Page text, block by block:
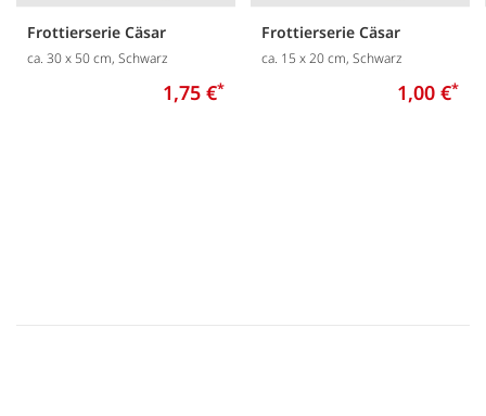
Frottierserie Cäsar
ca. 30 x 50 cm, Schwarz
1,75 €*
Frottierserie Cäsar
ca. 15 x 20 cm, Schwarz
1,00 €*